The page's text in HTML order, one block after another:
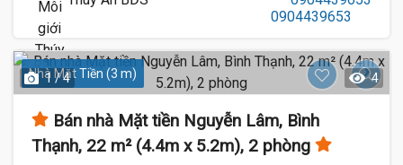
Nhà Mặt Tiền (3 m)
1 / 4 4
Bán nhà Mặt tiền Nguyễn Lâm, Bình
Thạnh, 22 m² (4.4m x 5.2m), 2 phòng